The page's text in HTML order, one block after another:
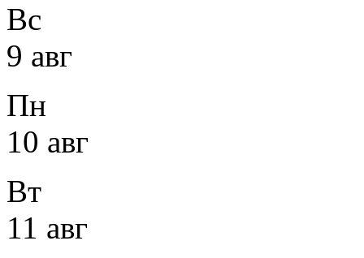
Вс
9 авг
Пн
10 авг
Вт
11 авг